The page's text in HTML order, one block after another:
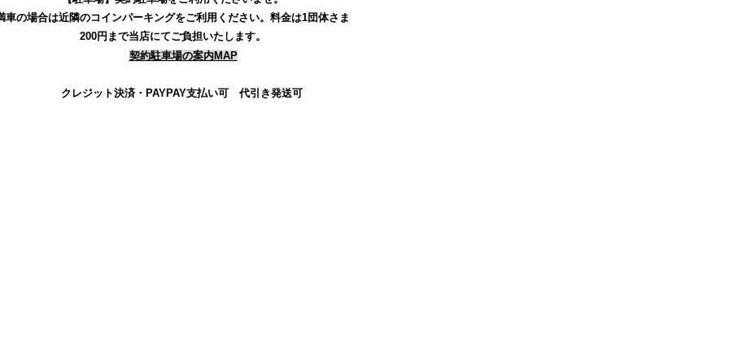
車の場合は近隣のコインパーキングをご利用ください。 料金は1団体さま
200円まで当店にてご負担いたします。
契約駐車場の案内MAP
クレジット決済・PAYPAY支払い可 代引き発送可